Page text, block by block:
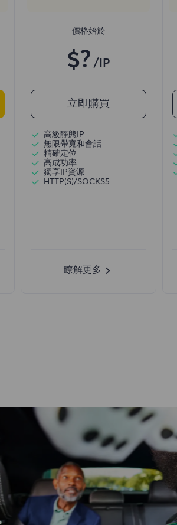
價格始於
$? /IP
立即購買
高級靜態IP
無限帶寬和會話
精確定位
高成功率
獨享IP資源
HTTP(S)/SOCKS5
瞭解更多